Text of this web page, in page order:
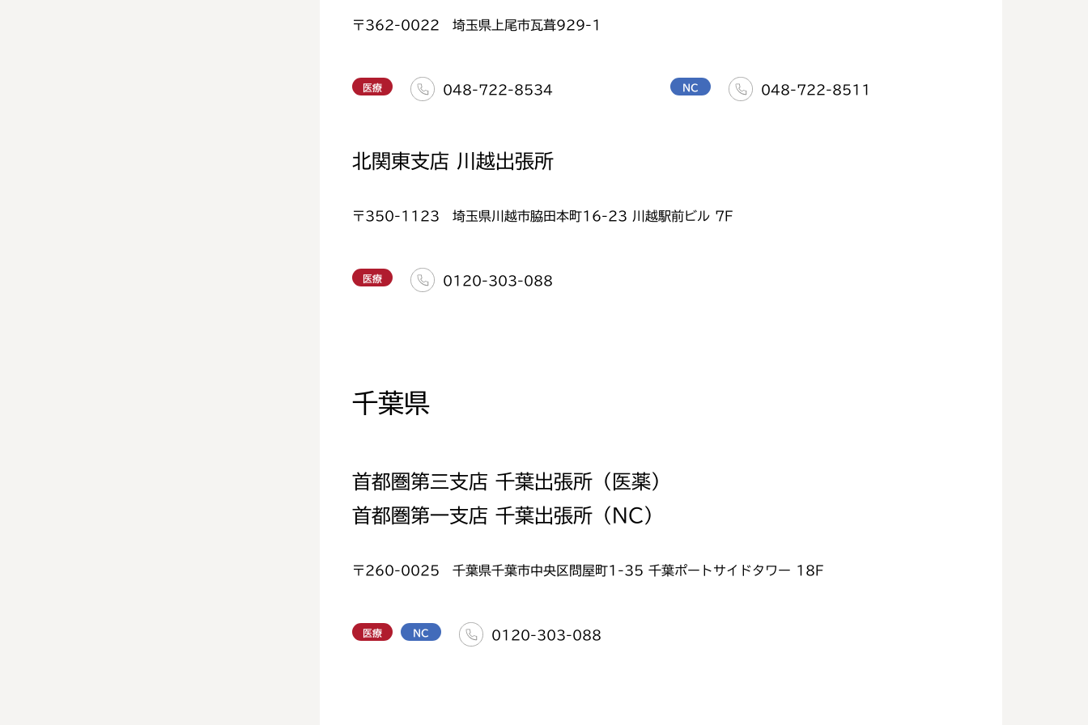
〒362-0022 埼玉県上尾市瓦葺929-1
医療 048-722-8534 NC 048-722-8511
北関東支店 川越出張所
〒350-1123 埼玉県川越市脇田本町16-23 川越駅前ビル 7F
医療 0120-303-088
千葉県
首都圏第三支店 千葉出張所（医薬）
首都圏第一支店 千葉出張所（NC）
〒260-0025 千葉県千葉市中央区問屋町1-35 千葉ポートサイドタワー 18F
医療 NC 0120-303-088